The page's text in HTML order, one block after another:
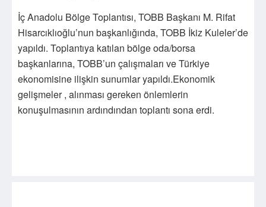
İç Anadolu Bölge Toplantısı, TOBB Başkanı M. Rifat
Hisarcıklıoğlu’nun başkanlığında, TOBB İkiz Kuleler’de
yapıldı. Toplantıya katılan bölge oda/borsa
başkanlarına, TOBB’un çalışmaları ve Türkiye
ekonomisine ilişkin sunumlar yapıldı.​Ekonomik
gelişmeler , alınması gereken önlemlerin
konuşulmasının ardındından toplantı sona erdi.